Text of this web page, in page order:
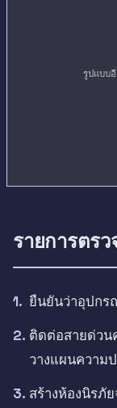
รูปแบบ
รายการตร
ยืนยันว่าอุปกร
ติดต่อสายด่วน
วางแผนความ
สร้างห้องนิรภั